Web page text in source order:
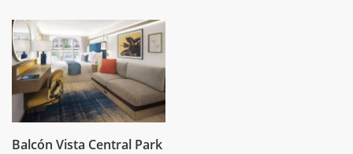
Balcón Vista Central Park